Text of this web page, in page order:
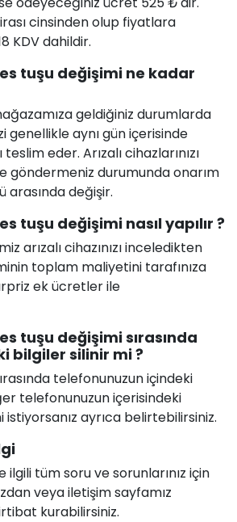
cinsinden olup fiyatlara
KDV dahildir.
tuşu değişimi ne kadar
geldiğiniz durumlarda
genellikle aynı gün içerisinde
eder. Arızalı cihazlarınızı
göndermeniz durumunda onarım
arasında değişir.
tuşu değişimi nasıl yapılır ?
arızalı cihazınızı inceledikten
toplam maliyetini tarafınıza
ek ücretler ile
tuşu değişimi sırasında
bilgiler silinir mi ?
telefonunuzun içindeki
telefonunuzun içerisindeki
istiyorsanız ayrıca belirtebilirsiniz.
ilgili tüm soru ve sorunlarınız için
veya iletişim sayfamız
kurabilirsiniz.